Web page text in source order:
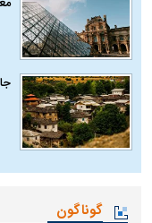
گوناگون